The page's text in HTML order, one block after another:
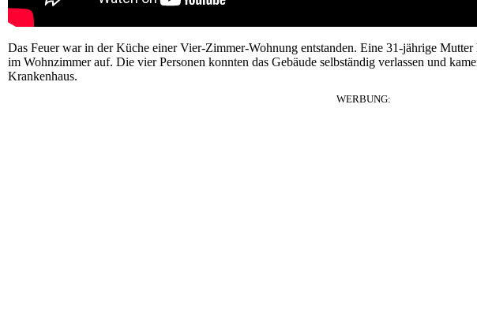
Das Feuer war in der Küche einer Vier-Zimmer-Wohnung entstanden. Eine 31-jährige
im Wohnzimmer auf. Die vier Personen konnten das Gebäude selbständig verlassen und
Krankenhaus.
WERBUNG: